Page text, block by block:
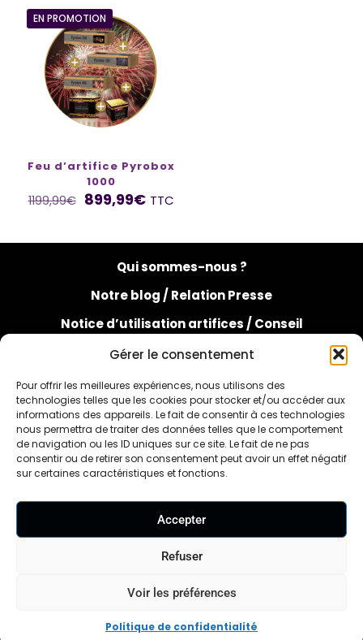
Gérer le consentement
Pour offrir les meilleures expériences, nous utilisons des
technologies telles que les cookies pour stocker et/ou accéder aux
informations des appareils. Le fait de consentir à ces technologies
nous permettra de traiter des données telles que le comportement
de navigation ou les ID uniques sur ce site. Le fait de ne pas
consentir ou de retirer son consentement peut avoir un effet négatif
sur certaines caractéristiques et fonctions.
Accepter
Refuser
Voir les préférences
Politique de confidentialité
EN PROMOTION
Feu d’artifice Pyrobox
1000
1199,99€ 899,99€ TTC
Qui sommes-nous ?
Notre blog /Relation Presse
Notice d’utilisation artifices /Conseil
FAQ
Travaillons ensemble
Nos revendeurs